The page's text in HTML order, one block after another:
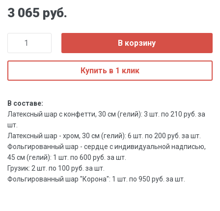
3 065 руб.
В корзину
Купить в 1 клик
В составе:
Латексный шар с конфетти, 30 см (гелий): 3 шт. по 210 руб. за
шт.
Латексный шар - хром, 30 см (гелий): 6 шт. по 200 руб. за шт.
Фольгированный шар - сердце с индивидуальной надписью,
45 см (гелий): 1 шт. по 600 руб. за шт.
Грузик: 2 шт. по 100 руб. за шт.
Фольгированный шар "Корона": 1 шт. по 950 руб. за шт.